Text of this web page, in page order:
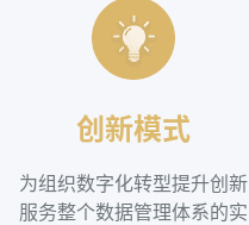
创新模式
为组织数字化转型提升创新
服务整个数据管理体系的实